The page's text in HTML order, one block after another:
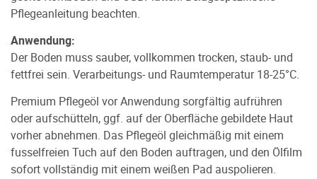
Pflegeanleitung beachten.
Anwendung:
Der Boden muss sauber, vollkommen trocken, staub- und
fettfrei sein. Verarbeitungs- und Raumtemperatur 18-25°C.
Premium Pflegeöl vor Anwendung sorgfältig aufrühren
oder aufschütteln, ggf. auf der Oberfläche gebildete Haut
vorher abnehmen. Das Pflegeöl gleichmäßig mit einem
fusselfreien Tuch auf den Boden auftragen, und den Ölfilm
sofort vollständig mit einem weißen Pad auspolieren.